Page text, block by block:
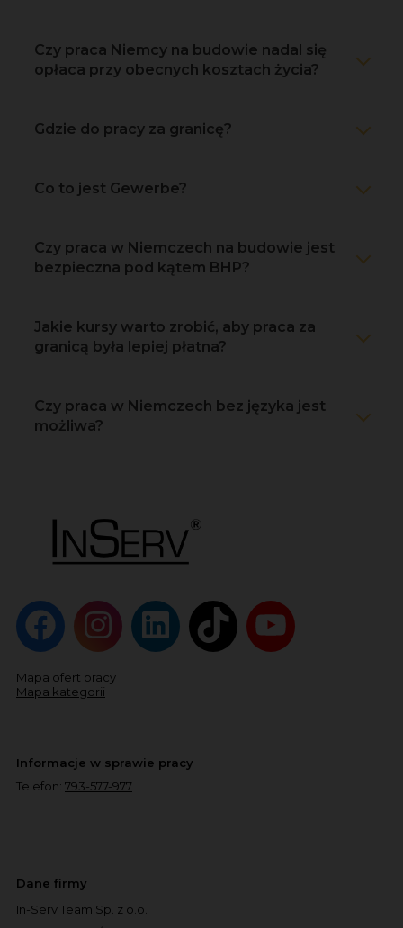
Czy praca Niemcy na budowie nadal się
opłaca przy obecnych kosztach życia?
Gdzie do pracy za granicę?
Co to jest Gewerbe?
Czy praca w Niemczech na budowie jest
bezpieczna pod kątem BHP?
Jakie kursy warto zrobić, aby praca za
granicą była lepiej płatna?
Czy praca w Niemczech bez języka jest
możliwa?
Mapa ofert pracy
Mapa kategorii
Informacje w sprawie pracy
Telefon: 793-577-977
Dane firmy
In-Serv Team Sp. z o.o.